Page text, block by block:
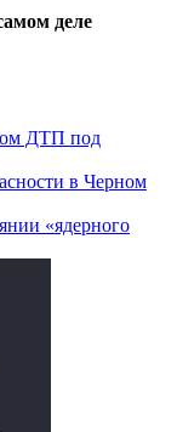
деле
ДТП под
в Черном
«ядерного